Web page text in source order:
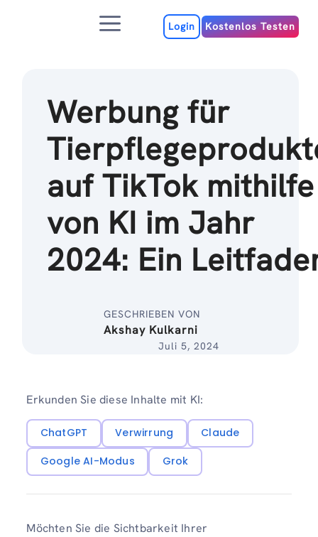
MenuLogin Kostenlos Testen
Werbung für
auf TikTok mithilfe
von KI im Jahr
2024: Ein
GESCHRIEBEN VON
Akshay Kulkarni
Juli 5, 2024
Erkunden Sie diese Inhalte mit KI:
ChatGPT Verwirrung
Claude
Google AI-Modus
Grok
Möchten Sie die Sichtbarkeit Ihrer